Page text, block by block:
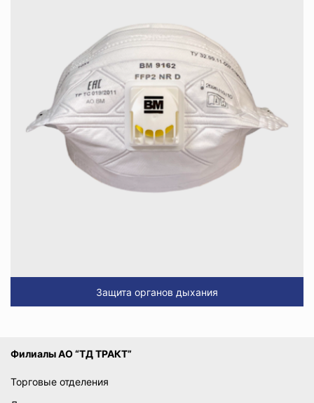
Защита органов дыхания
Филиалы АО “ТД ТРАКТ”
Торговые отделения